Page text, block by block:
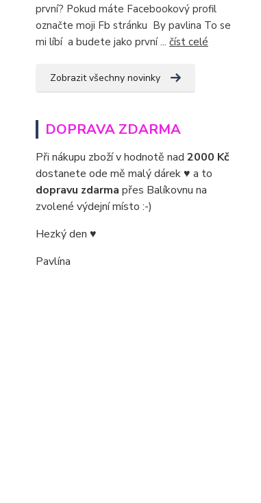
první? Pokud máte Facebookový profil
označte moji Fb stránku By pavlina To se
mi líbí a budete jako první ... číst celé
Zobrazit všechny novinky
DOPRAVA ZDARMA
Při nákupu zboží v hodnotě nad 2000 Kč
dostanete ode mě malý dárek ♥ a to
dopravu zdarma přes Balíkovnu na
zvolené výdejní místo :-)
Hezký den ♥
Pavlína